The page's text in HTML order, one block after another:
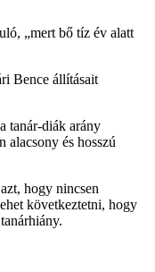
„mert bő tíz év alatt
Bence állításait
tanár-diák arány
alacsony és hosszú
hogy nincsen
következtetni, hogy